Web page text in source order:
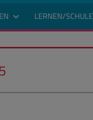
LERNEN/SCHULE